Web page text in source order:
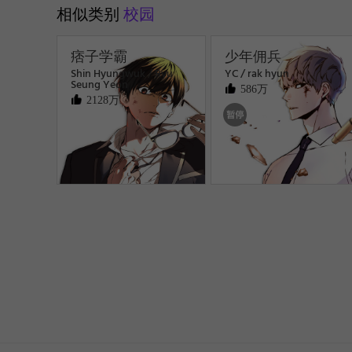
相似类别校园
痞子学霸
Shin Hyungwuk / Ryu
Seung Yeon
2128万
少年佣兵
YC / rak hyun
586万